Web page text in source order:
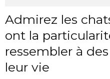
Admirez les
ont la
ressembler à
leur vie